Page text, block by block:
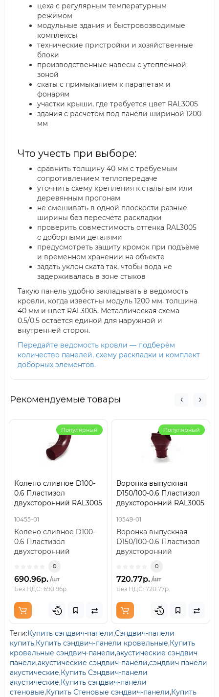
цеха с регулярным температурным
режимом
модульные здания и быстровозводимые
комплексы
технические пристройки и хозяйственные
блоки
производственные навесы с утеплённой
зоной
скаты с примыканием к парапетам и
фонарям
участки крыши, где требуется цвет RAL3005
здания с расчётом под панели шириной 1200
мм
Что учесть при выборе:
сравнить толщину 40 мм с требуемым
сопротивлением теплопередаче
уточнить схему крепления к стальным или
деревянным прогонам
не смешивать в одной плоскости разные
ширины без пересчёта раскладки
проверить совместимость оттенка RAL3005
с доборными деталями
предусмотреть защиту кромок при подъёме
и временном хранении на объекте
задать уклон ската так, чтобы вода не
задерживалась в зоне стыков
Такую панель удобно закладывать в ведомость
кровли, когда известны модуль 1200 мм, толщина
40 мм и цвет RAL3005. Металлическая схема
0.5/0.5 остаётся единой для наружной и
внутренней сторон.
Передайте ведомость кровли — подберём
количество панелей, схему раскладки и комплект
доборных элементов.
Рекомендуемые товары
Популярный
Колено сливное D100-
0.6 Пластизол
двухсторонний RAL3005
10455-01
Колено сливное D100-
0.6 Пластизол
двухсторонний
0
690.96р. /шт
Без НДС: 690.96р.
Популярный
Воронка выпускная
D150/100-0.6 Пластизол
двухсторонний RAL3005
10549-01
Воронка выпускная
D150/100-0.6 Пластизол
двухсторонний
0
720.77р. /шт
Без НДС: 720.77р.
Теги:Купить сэндвич-панели,Сэндвич-панели
купить,Купить сэндвич-панели кровельные,Купить
кровельные сэндвич-панели,акустические сэндвич
панели,акустические сэндвич-панели,сэндвич панели
акустические,Купить Сэндвич-панели
акустические,Купить сэндвич-панели
стеновые,Купить Стеновые сэндвич-панели,Купить